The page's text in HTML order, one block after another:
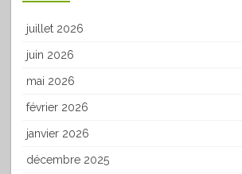
juillet 2026
juin 2026
mai 2026
février 2026
janvier 2026
décembre 2025